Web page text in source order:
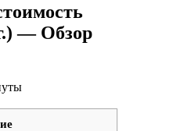
— Обзор